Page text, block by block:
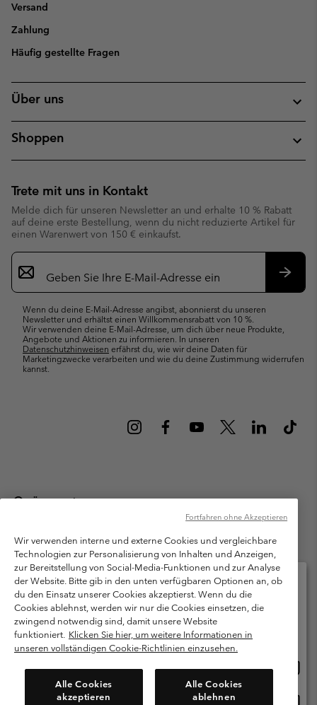
Versand
Zahlung
Häufig gestellte Fragen
Über uns
Shoppen
Trete mit uns in Kontakt
Melde dich für unseren Newsletter an und erhalte 10 % Rabatt
auf deine erste Bestellung, wenn du nicht reduzierte Artikel für
einen Warenwert von 150 € einkaufst.
Newsletter-
Anmeldung
Wenn du deine E-Mail-Adresse angibst, abonnierst du unseren
Newsletter und erhältst einen Willkommensrabatt von 10 %.
Wir verwenden deine E-Mail-Adresse, um dich über neue Produkte,
Angebote und Aktionen zu informieren. In unseren
Datenschutzhinweisen erfährst du, wie wir deine Daten für
Marketingzwecke verarbeiten und wie du deine Zustimmung widerrufen
kannst.
Österreich
Columbia Sportswear Austria GmbH. Moosfeldstraße 1, 5101
Bergheim, Salzburg Österreich. Alle Rechte vorbehalten.
Nutzungsbedingungen
Allgemeine Verkaufsbedingungen
Garantie
Datenschutzerklärung
Bestimmungen und Bedingungen des Mitglieder Programms
Nutzungsbedingungen Für Nutzergenerierte Inhalte
Cookies
Kundenservice: Mo- Fr. 9:00 - 13:00 & 14:00- 18:00 Uhr
(+)43720880525
Wir verwenden interne und externe Cookies und vergleichbare
Technologien zur Personalisierung von Inhalten und Anzeigen,
zur Bereitstellung von Social-Media-Funktionen und zur Analyse
der Website. Bitte gib in den unten verfügbaren Optionen an, ob
du den Einsatz unserer Cookies akzeptierst. Wenn du die
Cookies ablehnst, werden wir nur die Cookies einsetzen, die
zwingend notwendig sind, damit unsere Website
funktioniert. Klicken Sie hier, um weitere Informationen in
unseren vollständigen Cookie-Richtlinien einzusehen.
Alle Cookies
akzeptieren
Alle Cookies
ablehnen
Fortfahren ohne Akzeptieren
Bitte wählen Sie Ihr Lieferland und Ihre Sprache
Online-Einkauf verfügbar
Österreich